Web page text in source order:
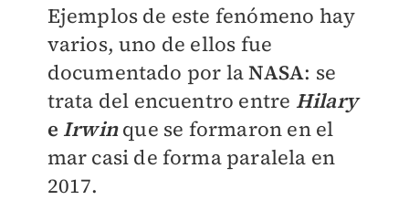
Ejemplos de este fenómeno hay
varios, uno de ellos fue
documentado por laNASA: se
trata del encuentro entre Hilary
e Irwin que se formaron en el
mar casi de forma paralela en
2017.